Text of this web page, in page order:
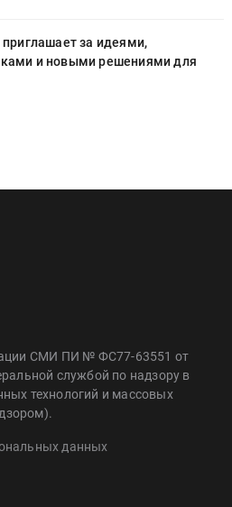
приглашает за идеями,
и новыми решениями для
СМИ ПИ № ФС77-63551 от
службой по надзору в
технологий и массовых
данных